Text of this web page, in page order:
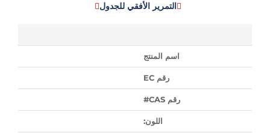
التمرير الأفقي للجدول
اسم المنتج
رقم EC
رقم CAS#
اللون: